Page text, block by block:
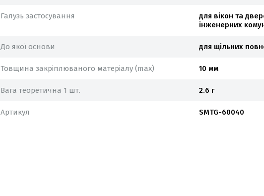
Галузь застосування
для вікон та
інженерних
До якої основи для щільних
Товщина закріплюваного матеріалу (max) 10 мм
Вага теоретична 1 шт. 2.6 г
Артикул SMTG-60040